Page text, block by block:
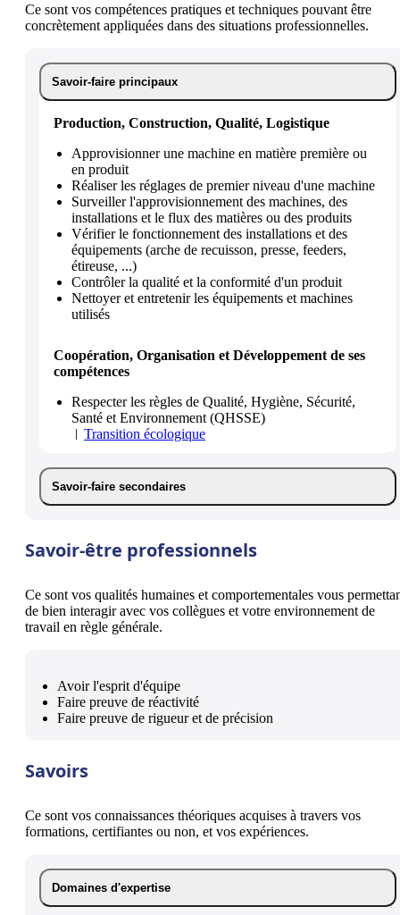
Ce sont vos compétences pratiques et techniques pouvant être
concrètement appliquées dans des situations professionnelles.
Savoir-faire principaux
Production, Construction, Qualité, Logistique
Approvisionner une machine en matière première ou
en produit
Réaliser les réglages de premier niveau d'une machine
Surveiller l'approvisionnement des machines, des
installations et le flux des matières ou des produits
Vérifier le fonctionnement des installations et des
équipements (arche de recuisson, presse, feeders,
étireuse, ...)
Contrôler la qualité et la conformité d'un produit
Nettoyer et entretenir les équipements et machines
utilisés
Coopération, Organisation et Développement de ses
compétences
Respecter les règles de Qualité, Hygiène, Sécurité,
Santé et Environnement (QHSSE)
Transition écologique
Savoir-faire secondaires
Savoir-être professionnels
Ce sont vos qualités humaines et comportementales vous
de bien interagir avec vos collègues et votre environnement de
travail en règle générale.
Avoir l'esprit d'équipe
Faire preuve de réactivité
Faire preuve de rigueur et de précision
Savoirs
Ce sont vos connaissances théoriques acquises à travers vos
formations, certifiantes ou non, et vos expériences.
Domaines d'expertise